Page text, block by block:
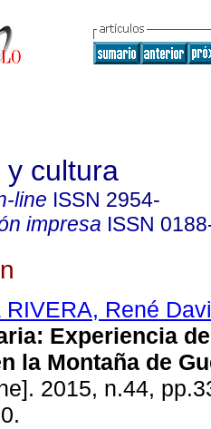
y cultura
line ISSN 2954-
impresa ISSN
RIVERA, René
: Experiencia
la Montaña de
2015, n.44,